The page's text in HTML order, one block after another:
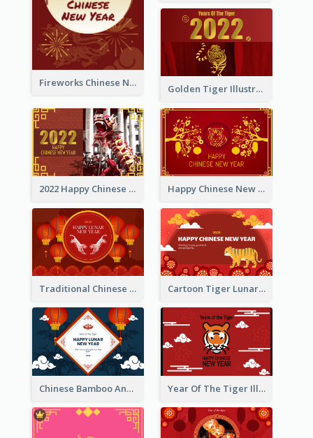
Fireworks Chinese New Year Greeting Card
Golden Tiger Illustration Chinese New Year Greeting Card
2022 Happy Chinese New Year Greeting Card With Photo Happy Chinese New Year Greeting Card With Chinese Tree Illustration
Traditional Chinese New Year Celebration Greeting Card Cartoon Tiger Lunar New Year Greeting Card
Chinese Bamboo And Lanterns New Year Greeting Card Year Of The Tiger Illustration Chinese New Year Greeting Card